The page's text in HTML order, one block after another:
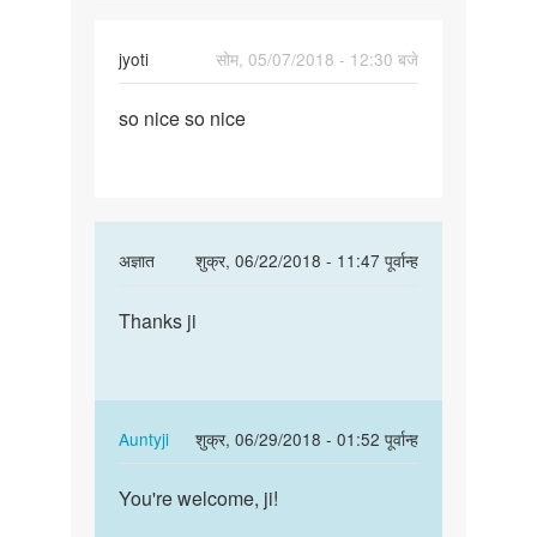
jyoti
सोम, 05/07/2018 - 12:30 बजे
so
so nice so nice
अज्ञात
शुक्र, 06/22/2018 - 11:47 पूर्वान्ह
In
to
so
nice
by
jyoti
Thanks
Thanks ji
Auntyji
शुक्र, 06/29/2018 - 01:52 पूर्वान्ह
In
reply
to
You're
You're welcome, ji!